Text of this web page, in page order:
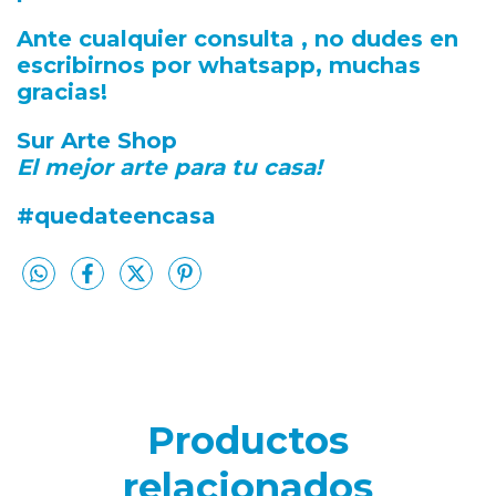
Ante cualquier consulta , no dudes en
escribirnos por whatsapp, muchas
gracias!
Sur Arte Shop
El mejor arte para tu casa!
#quedateencasa
Productos